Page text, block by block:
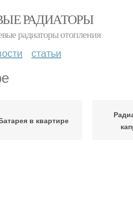
РАДИАТОРЫ
радиаторы отопления
статьи
в квартире